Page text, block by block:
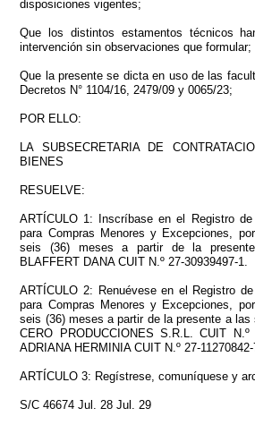
disposiciones vigentes;
Que los distintos estamentos técnicos
intervención sin observaciones que formular;
Que la presente se dicta en uso de las
Decretos N° 1104/16, 2479/09 y 0065/23;
POR ELLO:
LA SUBSECRETARIA DE
BIENES
RESUELVE:
ARTÍCULO 1: Inscríbase en el Registro
para Compras Menores y Excepciones,
seis (36) meses a partir de la
BLAFFERT DANA CUIT N.º 27-30939497-1.
ARTÍCULO 2: Renuévese en el Registro
para Compras Menores y Excepciones,
seis (36) meses a partir de la presente a
CERO PRODUCCIONES S.R.L. CUIT N.º
ADRIANA HERMINIA CUIT N.º 27-11270842-
ARTÍCULO 3: Regístrese, comuníquese y
S/C 46674 Jul. 28 Jul. 29